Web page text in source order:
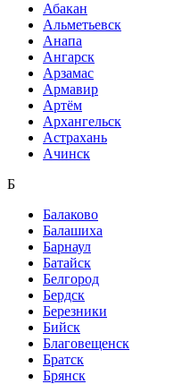
Абакан
Альметьевск
Анапа
Ангарск
Арзамас
Армавир
Артём
Архангельск
Астрахань
Ачинск
Б
Балаково
Балашиха
Барнаул
Батайск
Белгород
Бердск
Березники
Бийск
Благовещенск
Братск
Брянск